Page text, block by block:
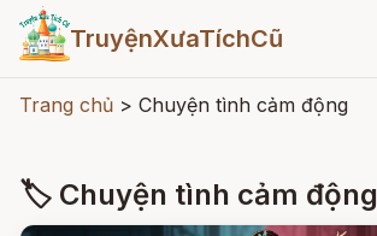
TruyệnXưaTíchCũ
Trang chủ > Chuyện tình cảm động
🏷 Chuyện tình cảm động